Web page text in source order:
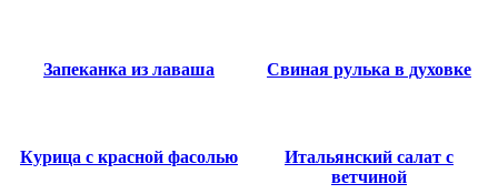
Запеканка из лаваша Свиная рулька в духовке
Курица с красной фасолью
Итальянский салат с
ветчиной